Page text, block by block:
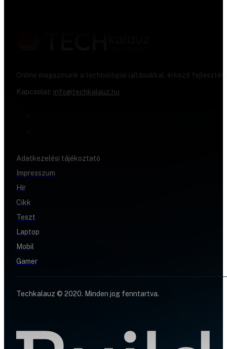
Online magazinunk a technológiai újításokkal, érkező
Kapcsolat: info@techkalauz.hu
Adatkezelési tájékoztató
Impresszum
Hír
Cikk
Teszt
Laptop
Mobil
Gamer
Techkalauz © 2020. Minden jog fenntartva.